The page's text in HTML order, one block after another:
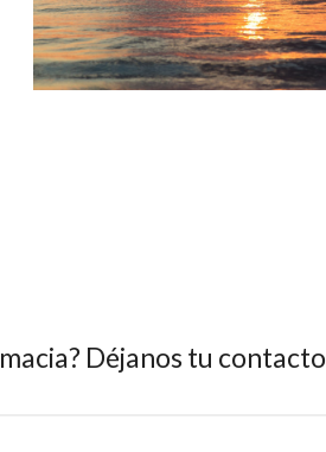
Déjanos tu contacto